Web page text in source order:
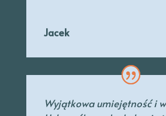
Jacek
Wyjątkowa umiejętność i